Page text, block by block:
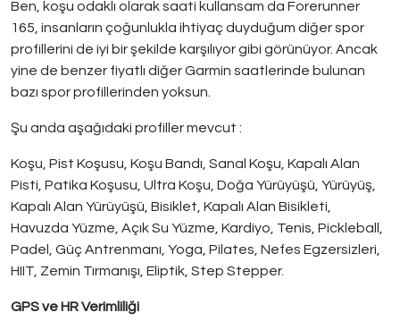
Ben, koşu odaklı olarak saati kullansam da Forerunner
165, insanların çoğunlukla ihtiyaç duyduğum diğer spor
profillerini de iyi bir şekilde karşılıyor gibi görünüyor. Ancak
yine de benzer fiyatlı diğer Garmin saatlerinde bulunan
bazı spor profillerinden yoksun.
Şu anda aşağıdaki profiller mevcut :
Koşu, Pist Koşusu, Koşu Bandı, Sanal Koşu, Kapalı Alan
Pisti, Patika Koşusu, Ultra Koşu, Doğa Yürüyüşü, Yürüyüş,
Kapalı Alan Yürüyüşü, Bisiklet, Kapalı Alan Bisikleti,
Havuzda Yüzme, Açık Su Yüzme, Kardiyo, Tenis, Pickleball,
Padel, Güç Antrenmanı, Yoga, Pilates, Nefes Egzersizleri,
HIIT, Zemin Tırmanışı, Eliptik, Step Stepper.
GPS ve HR Verimliliği